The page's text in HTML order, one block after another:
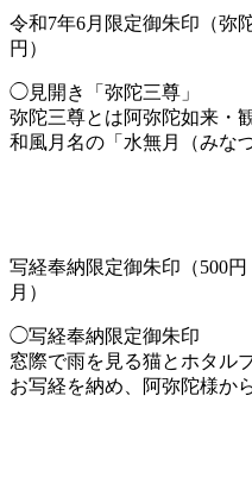
令和7年6月限定御朱印（弥
円）
◯見開き「弥陀三尊」
弥陀三尊とは阿弥陀如来・
和風月名の「水無月（みな
写経奉納限定御朱印（500
月）
◯写経奉納限定御朱印
窓際で雨を見る猫とホタル
お写経を納め、阿弥陀様か